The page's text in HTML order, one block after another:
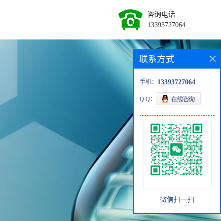
咨询电话
13393727064
联系方式
手机： 13393727064
Q Q：
微信扫一扫